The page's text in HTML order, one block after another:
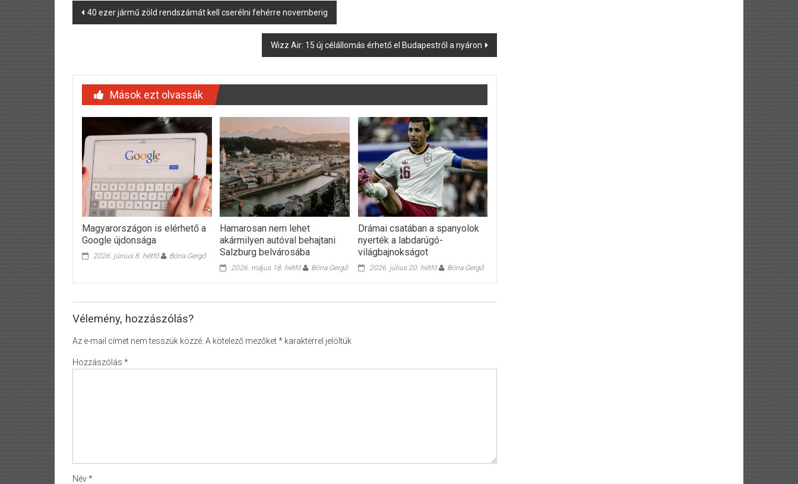
Post
navigation
40 ezer jármű zöld rendszámát kell cserélni fehérre novemberig
Wizz Air: 15 új célállomás érhető el Budapestről a nyáron
Mások ezt olvassák
Magyarországon is elérhető a
Google újdonsága
2026. június 8. hétfő Bóna Gergő
Hamarosan nem lehet
akármilyen autóval behajtani
Salzburg belvárosába
2026. május 18. hétfő Bóna Gergő
Drámai csatában a spanyolok
nyerték a labdarúgó-
világbajnokságot
2026. július 20. hétfő Bóna Gergő
Vélemény, hozzászólás?
Az e-mail címet nem tesszük közzé. A kötelező mezőket* karakterrel jelöltük
Hozzászólás *
Név*